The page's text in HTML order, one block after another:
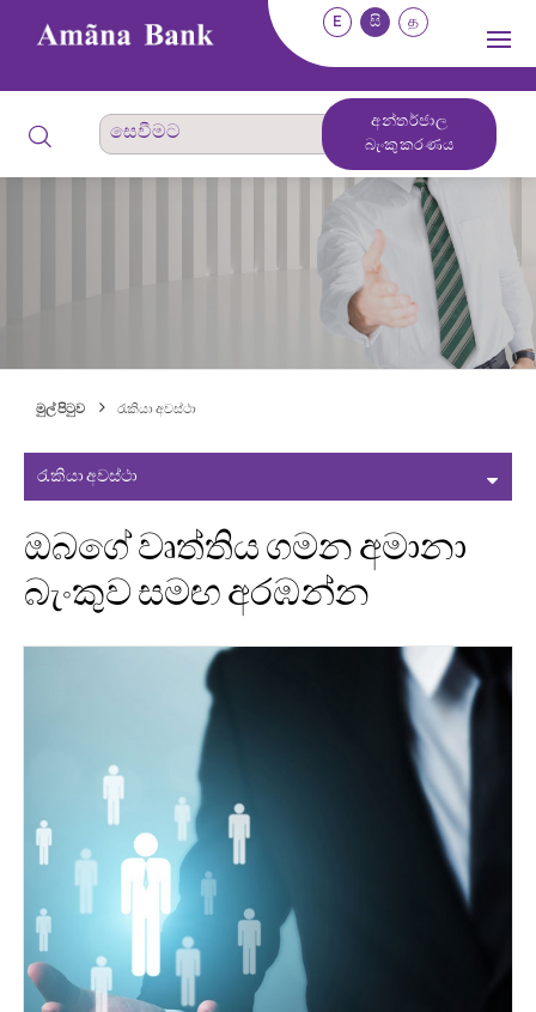
E සි த
අන්තර්ජාල
බැංකුකරණය
මුල් පිටුව රැකියා අවස්ථා
ඔබගේ වෘත්තිය ගමන අමානා
බැංකුව සමඟ අරඹන්න